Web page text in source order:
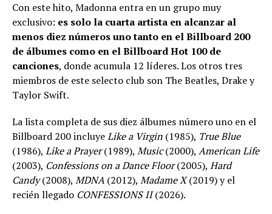
Con este hito, Madonna entra en un grupo muy
exclusivo: es solo la cuarta artista en alcanzar al
menos diez números uno tanto en el Billboard 200
de álbumes como en el Billboard Hot 100 de
canciones, donde acumula 12 líderes. Los otros tres
miembros de este selecto club son The Beatles, Drake y
Taylor Swift.
La lista completa de sus diez álbumes número uno en el
Billboard 200 incluyeLike a Virgin (1985), True Blue
(1986), Like a Prayer(1989), Music(2000), American Life
(2003), Confessions on a Dance Floor(2005), Hard
Candy(2008), MDNA (2012), Madame X(2019) y el
recién llegado CONFESSIONS II(2026).